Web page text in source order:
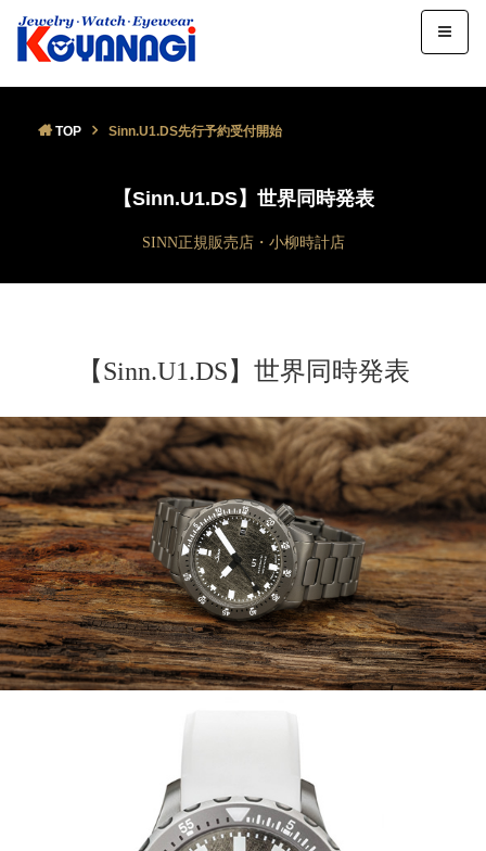
TOP Sinn.U1.DS先行予約受付開始
【Sinn.U1.DS】世界同時発表
SINN正規販売店・小柳時計店
【Sinn.U1.DS】世界同時発表